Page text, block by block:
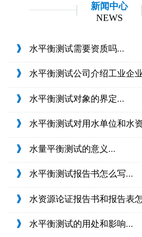
新闻中心
NEWS
水平衡测试需要资质吗...
水平衡测试对象的界定...
水量平衡测试的意义...
水平衡测试报告书怎么写...
水平衡测试的用处和影响...